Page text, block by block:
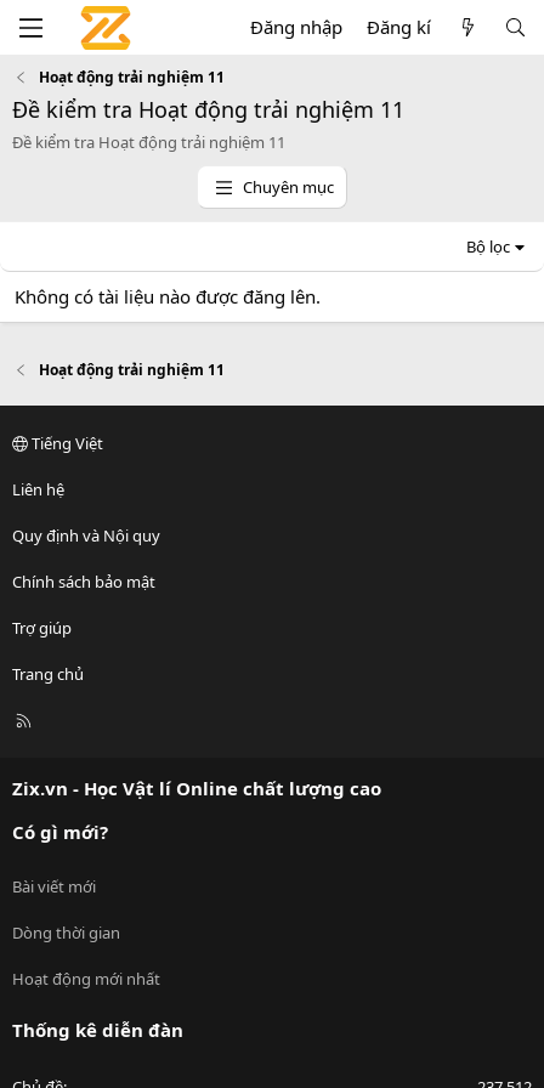
Đăng nhập Đăng kí
Hoạt động trải nghiệm 11
Đề kiểm tra Hoạt động trải nghiệm 11
Đề kiểm tra Hoạt động trải nghiệm 11
Chuyên mục
Bộ lọc
Không có tài liệu nào được đăng lên.
Hoạt động trải nghiệm 11
Tiếng Việt
Liên hệ
Quy định và Nội quy
Chính sách bảo mật
Trợ giúp
Trang chủ
R
Zix.vn - Học Vật lí Online chất lượng cao
Có gì mới?
Bài viết mới
Dòng thời gian
Hoạt động mới nhất
Thống kê diễn đàn